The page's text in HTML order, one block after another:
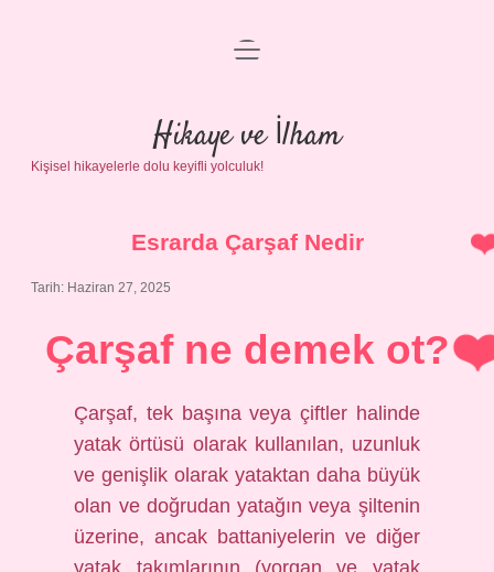
Anasayfa
Gizlilik Politikası
Yasal Uyarı
menüyü
Hikaye ve İlham
Kişisel hikayelerle dolu keyifli yolculuk!
Esrarda Çarşaf Nedir
Tarih: Haziran 27, 2025
Çarşaf ne demek ot?
Çarşaf, tek başına veya çiftler halinde
yatak örtüsü olarak kullanılan, uzunluk
ve genişlik olarak yataktan daha büyük
olan ve doğrudan yatağın veya şiltenin
üzerine, ancak battaniyelerin ve diğer
yatak takımlarının (yorgan ve yatak